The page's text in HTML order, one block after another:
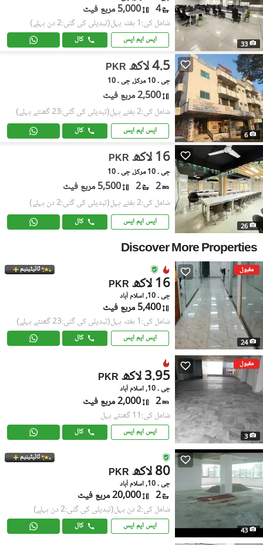
33
4 5,000 مربع فیٹ
شامل کی:1 ہفتہ پہل (تبدیلی کی گئی:2 دن پہلے)
ایس ایم ایس کال
6
PKR 4.5 لاکھ
جی ۔ 10 مرکز, جی ۔ 10
2,500 مربع فیٹ
شامل کی:2 ہفتے پہل (تبدیلی کی گئی:23 گھنٹے پہلے)
ایس ایم ایس کال
26
PKR 16 لاکھ
جی ۔ 10 مرکز, جی ۔ 10
2
2 5,500 مربع فیٹ
شامل کی:2 ہفتے پہل (تبدیلی کی گئی:2 دن پہلے)
ایس ایم ایس کال
Discover More Properties
مقبول
24
ٹائیٹینیم
PKR 16 لاکھ
جی ۔ 10, اسلام آباد
5,400 مربع فیٹ
شامل کی:1 ہفتہ پہل (تبدیلی کی گئی:23 گھنٹے پہلے)
ایس ایم ایس کال
مقبول
3
PKR 3.95 لاکھ
جی ۔ 10, اسلام آباد
2 2,000 مربع فیٹ
شامل کی:11 گھنٹے پہل
ایس ایم ایس کال
43
ٹائیٹینیم
PKR 80 لاکھ
جی ۔ 10, اسلام آباد
2 20,000 مربع فیٹ
شامل کی:2 دن پہل (تبدیلی کی گئی:2 دن پہلے)
ایس ایم ایس کال